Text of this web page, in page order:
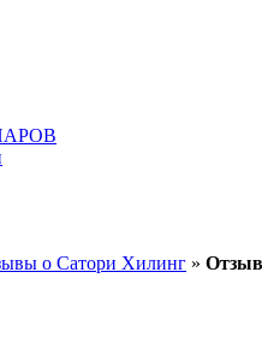
о Сатори Хилинг » Отзыв